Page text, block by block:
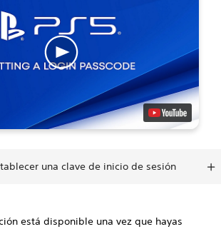
una clave de inicio de sesión
está disponible una vez que hayas